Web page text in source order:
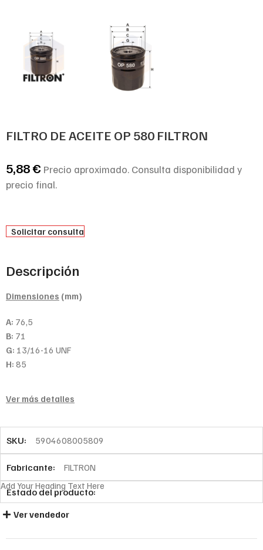
FILTRO DE ACEITE OP 580 FILTRON
5,88€ Precio aproximado. Consulta disponibilidad y
precio final.
Solicitar consulta
Descripción
Dimensiones (mm)
A: 76,5
B: 71
G: 13/16-16 UNF
H: 85
Ver más detalles
SKU: 5904608005809
Fabricante: FILTRON
Estado del producto:
Add Your Heading Text Here
Ver vendedor